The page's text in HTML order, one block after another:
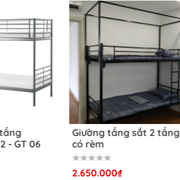
- GT 06
Giường tầng sắt 2 tầng
có rèm
2.650.000₫